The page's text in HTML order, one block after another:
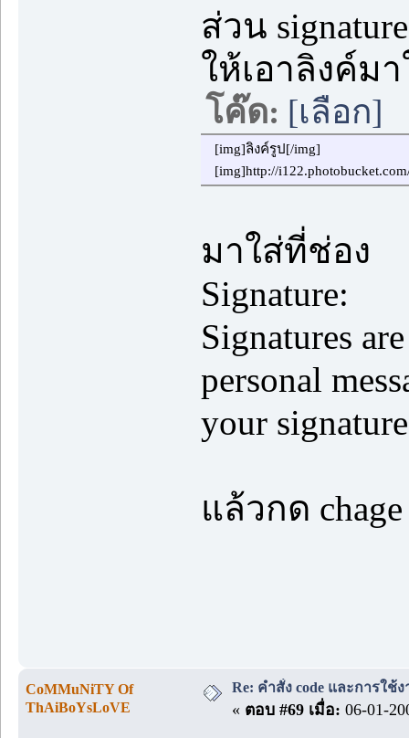
ส่วน signature
ให้เอาลิงค์มา
โค๊ด: [เลือก]
[img]ลิงค์รูป[/img]
[img]http://
มาใส่ที่ช่อง
Signature:
Signatures
personal
your
แล้วกด
CoMMuNiTY Of
ThAiBoYsLoVE
Re: คำสั่ง code และการใช้
« ตอบ #69 เมื่อ: 06-01-